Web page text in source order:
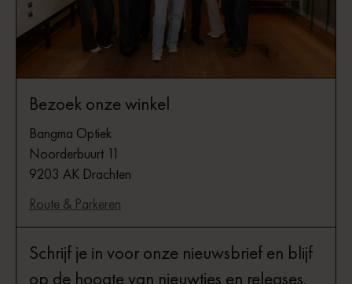
Bezoek onze winkel
Bangma Optiek
Noorderbuurt 11
9203 AK Drachten
Route & Parkeren
Schrijf je in voor onze nieuwsbrief en blijf
op de hoogte van nieuwtjes en releases.